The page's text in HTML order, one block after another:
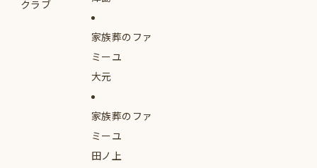
クラブ
家族葬のファ
ミーユ
大元
家族葬のファ
ミーユ
田ノ上